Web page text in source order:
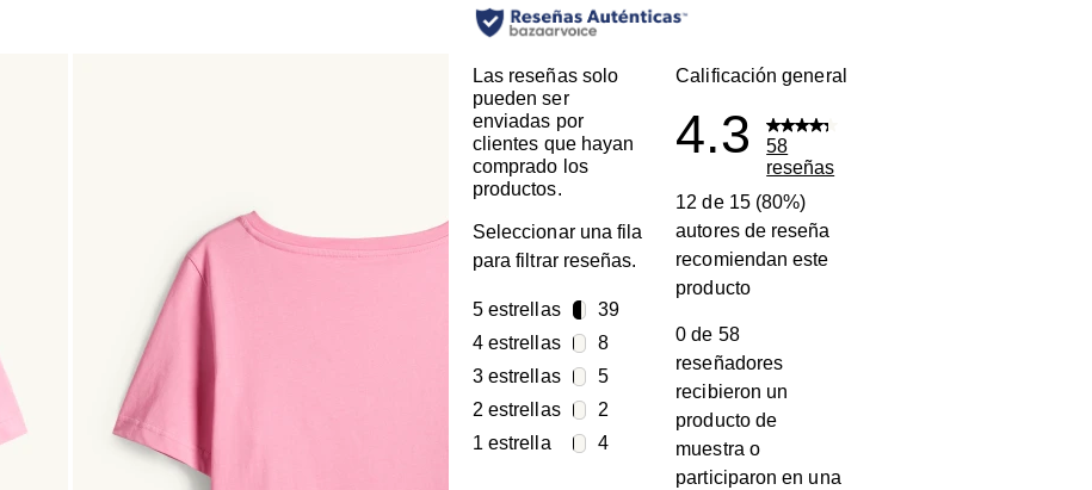
Las reseñas solo
pueden ser
enviadas por
clientes que hayan
comprado los
productos.
Seleccionar una fila
para filtrar reseñas.
5 estrellasestrellas
39
39 reseñas con 5 estrellas.
4 estrellasestrellas
8
8 reseñas con 4 estrellas.
3 estrellasestrellas
5
5 reseñas con 3 estrellas.
2 estrellasestrellas
2
2 reseñas con 2 estrellas.
1 estrellaestrellas
4
4 reseñas con 1 estrella.
Calificación general
4.3
58
reseñas
12 de 15 (80%)
autores de reseña
recomiendan este
producto
0 de 58
reseñadores
recibieron un
producto de
muestra o
participaron en una